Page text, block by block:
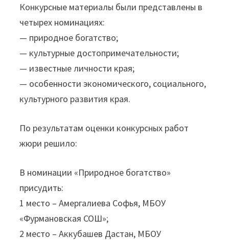
Конкурсные материалы были представлены в
четырех номинациях:
— природное богатство;
— культурные достопримечательности;
— известные личности края;
— особенности экономического, социального,
культурного развития края.
По результатам оценки конкурсных работ
жюри решило:
В номинации «Природное богатство»
присудить:
1 место – Амергалиева Софья, МБОУ
«Фурмановская СОШ»;
2 место – Аккубашев Дастан, МБОУ